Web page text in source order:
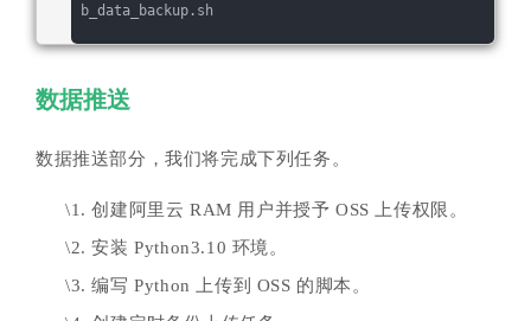
b_data_backup.sh
数据推送
数据推送部分，我们将完成下列任务。
\1. 创建阿里云 RAM 用户并授予 OSS 上传权限。
\2. 安装 Python3.10 环境。
\3. 编写 Python 上传到 OSS 的脚本。